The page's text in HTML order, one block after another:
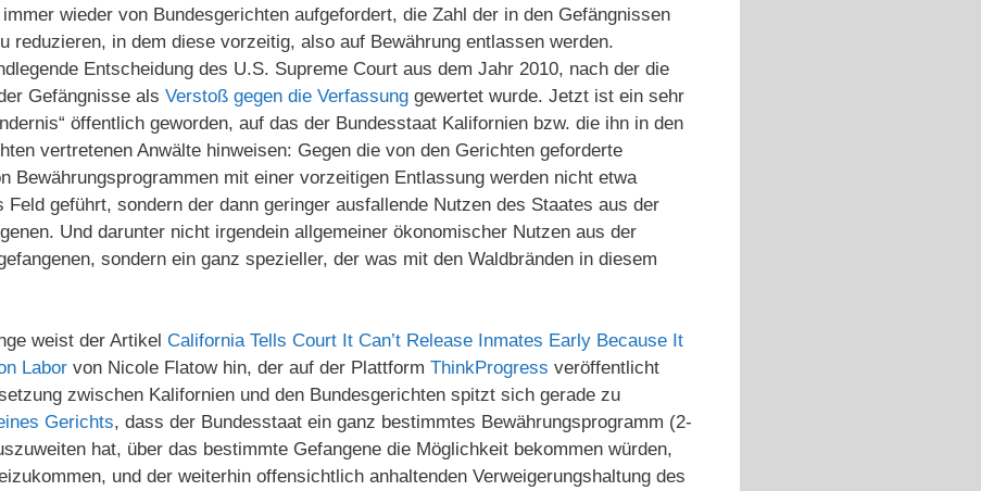
wieder von Bundesgerichten aufgefordert, die Zahl der in den Gefängnissen
reduzieren, in dem diese vorzeitig, also auf Bewährung entlassen werden.
Entscheidung des U.S. Supreme Court aus dem Jahr 2010, nach der die
Gefängnisse als Verstoß gegen die Verfassung gewertet wurde. Jetzt ist ein sehr
öffentlich geworden, auf das der Bundesstaat Kalifornien bzw. die ihn in den
vertretenen Anwälte hinweisen: Gegen die von den Gerichten geforderte
Bewährungsprogrammen mit einer vorzeitigen Entlassung werden nicht etwa
Feld geführt, sondern der dann geringer ausfallende Nutzen des Staates aus der
Und darunter nicht irgendein allgemeiner ökonomischer Nutzen aus der
sondern ein ganz spezieller, der was mit den Waldbränden in diesem
weist der Artikel California Tells Court It Can’t Release Inmates Early Because It
Labor von Nicole Flatow hin, der auf der Plattform ThinkProgress veröffentlicht
zwischen Kalifornien und den Bundesgerichten spitzt sich gerade zu
Gerichts, dass der Bundesstaat ein ganz bestimmtes Bewährungsprogramm (2-
hat, über das bestimmte Gefangene die Möglichkeit bekommen würden,
und der weiterhin offensichtlich anhaltenden Verweigerungshaltung des